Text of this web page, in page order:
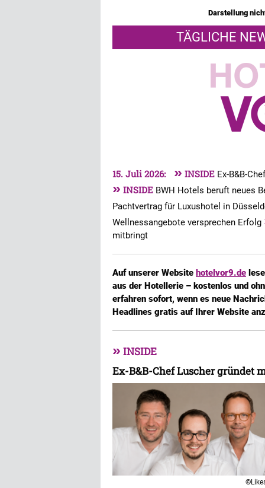
Darstellung
TÄGLICHE
15. Juli 2026: » INSIDE Ex-B&B-
» INSIDE BWH Hotels beruft neues
Pachtvertrag für Luxushotel in
Wellnessangebote versprechen Erfolg
mitbringt
Auf unserer Website hotelvor9.de
aus der Hotellerie – kostenlos und
erfahren sofort, wenn es neue
Headlines gratis auf Ihrer Website
» INSIDE
Ex-B&B-Chef Luscher gründet